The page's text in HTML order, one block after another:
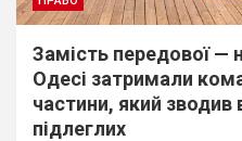
Замість передової —
Одесі затримали
частини, який
підлеглих